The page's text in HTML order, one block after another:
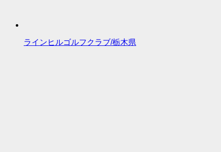
ラインヒルゴルフクラブ/栃木県